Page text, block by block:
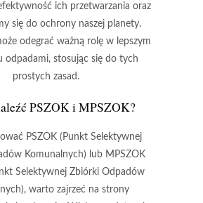
ich przetwarzania oraz
się do ochrony naszej planety.
odegrać ważną rolę w lepszym
odpadami, stosując się do tych
prostych zasad.
PSZOK i MPSZOK?
PSZOK(Punkt Selektywnej
Komunalnych) lub MPSZOK
Selektywnej Zbiórki Odpadów
warto zajrzeć na strony